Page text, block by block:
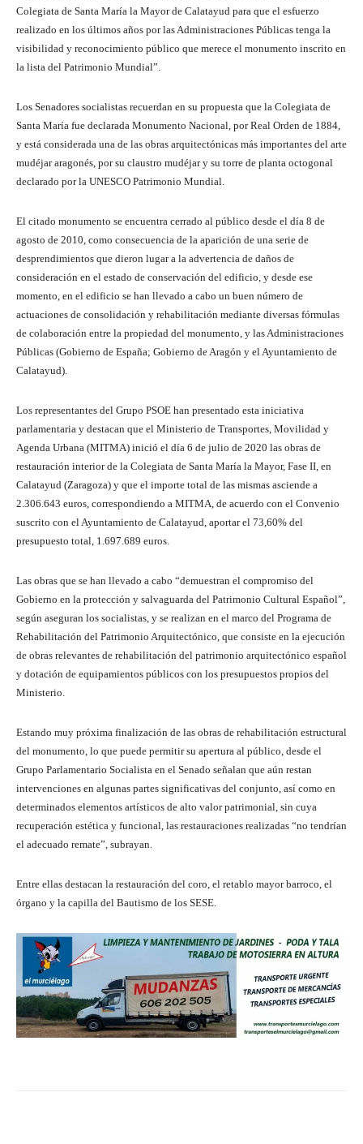
Colegiata de Santa María la Mayor de Calatayud para que el esfuerzo
realizado en los últimos años por las Administraciones Públicas tenga la
visibilidad y reconocimiento público que merece el monumento inscrito en
la lista del Patrimonio Mundial”.
Los Senadores socialistas recuerdan en su propuesta que la Colegiata de
Santa María fue declarada Monumento Nacional, por Real Orden de 1884,
y está considerada una de las obras arquitectónicas más importantes del arte
mudéjar aragonés, por su claustro mudéjar y su torre de planta octogonal
declarado por la UNESCO Patrimonio Mundial.
El citado monumento se encuentra cerrado al público desde el día 8 de
agosto de 2010, como consecuencia de la aparición de una serie de
desprendimientos que dieron lugar a la advertencia de daños de
consideración en el estado de conservación del edificio, y desde ese
momento, en el edificio se han llevado a cabo un buen número de
actuaciones de consolidación y rehabilitación mediante diversas fórmulas
de colaboración entre la propiedad del monumento, y las Administraciones
Públicas (Gobierno de España; Gobierno de Aragón y el Ayuntamiento de
Calatayud).
Los representantes del Grupo PSOE han presentado esta iniciativa
parlamentaria y destacan que el Ministerio de Transportes, Movilidad y
Agenda Urbana (MITMA) inició el día 6 de julio de 2020 las obras de
restauración interior de la Colegiata de Santa María la Mayor, Fase II, en
Calatayud (Zaragoza) y que el importe total de las mismas asciende a
2.306.643 euros, correspondiendo a MITMA, de acuerdo con el Convenio
suscrito con el Ayuntamiento de Calatayud, aportar el 73,60% del
presupuesto total, 1.697.689 euros.
Las obras que se han llevado a cabo “demuestran el compromiso del
Gobierno en la protección y salvaguarda del Patrimonio Cultural Español”,
según aseguran los socialistas, y se realizan en el marco del Programa de
Rehabilitación del Patrimonio Arquitectónico, que consiste en la ejecución
de obras relevantes de rehabilitación del patrimonio arquitectónico español
y dotación de equipamientos públicos con los presupuestos propios del
Ministerio.
Estando muy próxima finalización de las obras de rehabilitación estructural
del monumento, lo que puede permitir su apertura al público, desde el
Grupo Parlamentario Socialista en el Senado señalan que aún restan
intervenciones en algunas partes significativas del conjunto, así como en
determinados elementos artísticos de alto valor patrimonial, sin cuya
recuperación estética y funcional, las restauraciones realizadas “no tendrían
el adecuado remate”, subrayan.
Entre ellas destacan la restauración del coro, el retablo mayor barroco, el
órgano y la capilla del Bautismo de los SESE.